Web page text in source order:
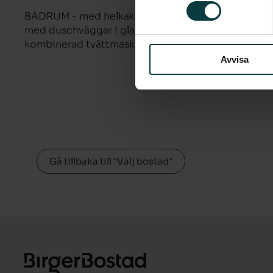
Avvisa
BADRUM - med helkaklade väggar och
med duschväggar i glas, toalettstol, handfat,
kombinerad tvättmaskin/torktumlare.
Gå tillbaka till "Välj bostad"